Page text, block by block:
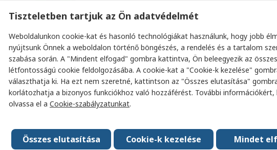
Raktáron
CRC Alkatrészmosó szűrőlap
20 L
Részösszeg (1
9630 Ft(ÁFA nélkül)
Mennyiség
Tiszteletben tartjuk az Ön adatvédelmét
Weboldalunkon cookie-kat és hasonló technológiákat használunk, hogy jobb
nyújtsunk Önnek a weboldalon történő böngészés, a rendelés és a tartalom
szabása során. A "Mindent elfogad" gombra kattintva, Ön beleegyezik az összes
létfontosságú cookie feldolgozásába. A cookie-kat a "Cookie-k kezelése"
választhatja ki. Ha ezt nem szeretné, kattintson az "Összes elutasítása"
korlátozhatja a bizonyos funkciókhoz való hozzáférést. További információkért,
olvassa el a Cookie-szabályzatunkat.
Mindet
Cookie-k kezelése
Összes elutasítása